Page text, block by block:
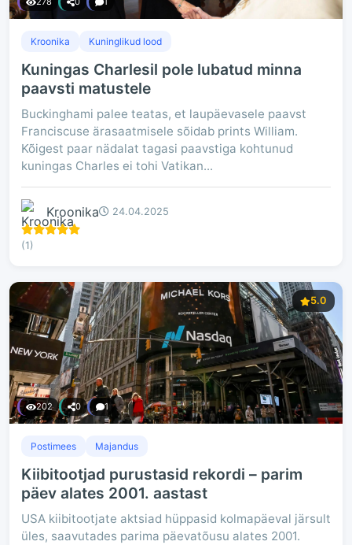
Kroonika Kuninglikud lood
Kuningas Charlesil pole lubatud minna
paavsti matustele
Buckinghami palee teatas, et laupäevasele paavst
Franciscuse ärasaatmisele sõidab prints William.
Kõigest paar nädalat tagasi paavstiga kohtunud
kuningas Charles ei tohi Vatikan...
Kroonika 24.04.2025
(1)
5.0
202 0 1
Postimees Majandus
Kiibitootjad purustasid rekordi – parim
päev alates 2001. aastast
USA kiibitootjate aktsiad hüppasid kolmapäeval järsult
üles, saavutades parima päevatõusu alates 2001.